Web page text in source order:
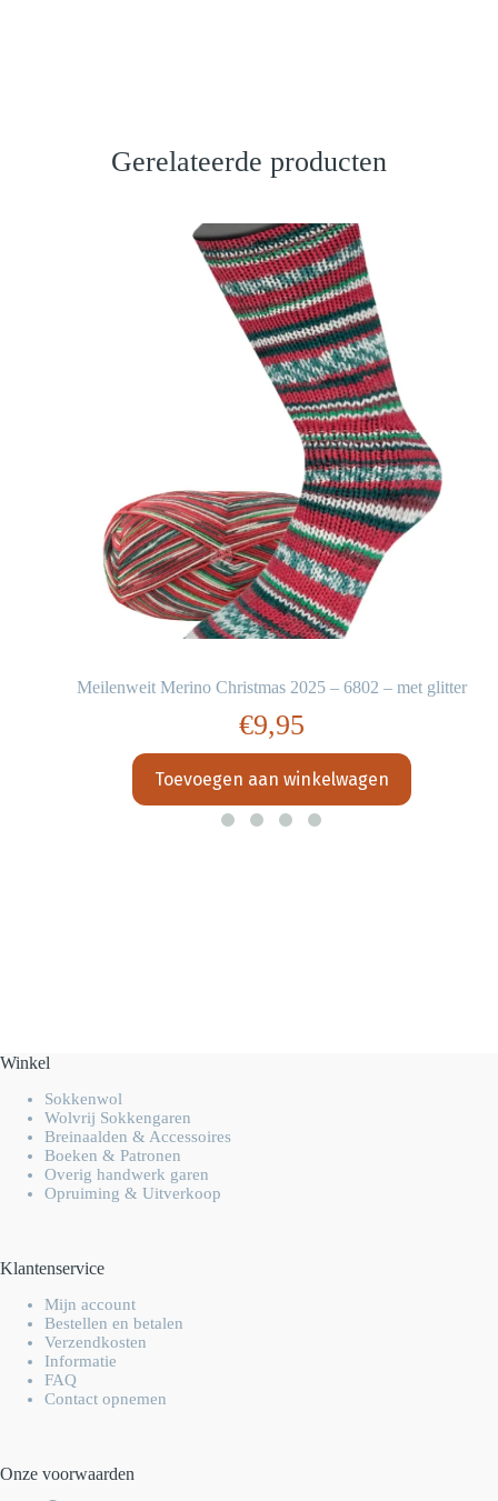
Gerelateerde producten
Meilenweit Merino Christmas 2025 – 6802 – met glitter
€9,95
Toevoegen aan winkelwagen
Winkel
Sokkenwol
Wolvrij Sokkengaren
Breinaalden & Accessoires
Boeken & Patronen
Overig handwerk garen
Opruiming & Uitverkoop
Klantenservice
Mijn account
Bestellen en betalen
Verzendkosten
Informatie
FAQ
Contact opnemen
Onze voorwaarden